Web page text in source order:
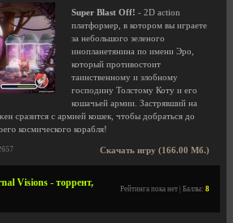
Super Blast Off! - 2D action
платформер, в котором вы играете
за небольшого зеленого
инопланетянина по имени Эро,
который противостоит
таинственному и злобному
господину Толстому Коту и его
кошачьей армии. Застрявший на
сразится с армией кошек, чтобы добраться до
космического корабля!
Скачать игру (166.00 Мб.)
Visions - торрент,
Рейтинга пока нет | Баллы: 8